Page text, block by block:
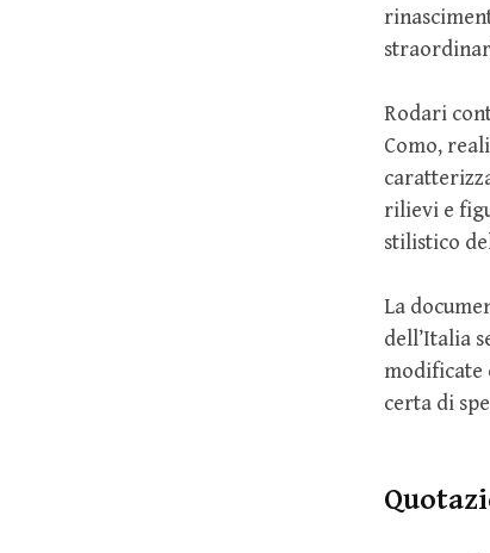
Rodari
Como,
rilievi e
stilistico
La
dell’Italia
modificate
certa di